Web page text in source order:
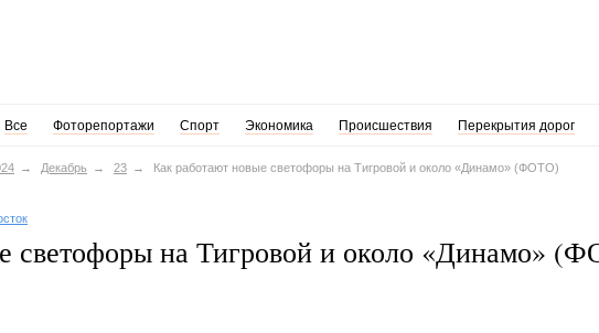
Все Фоторепортажи Спорт Экономика Происшествия Перекрытия дорог
Декабрь 23 Как работают новые светофоры на Тигровой и около «Динамо» (ФОТО)
светофоры на Тигровой и около «Динамо»